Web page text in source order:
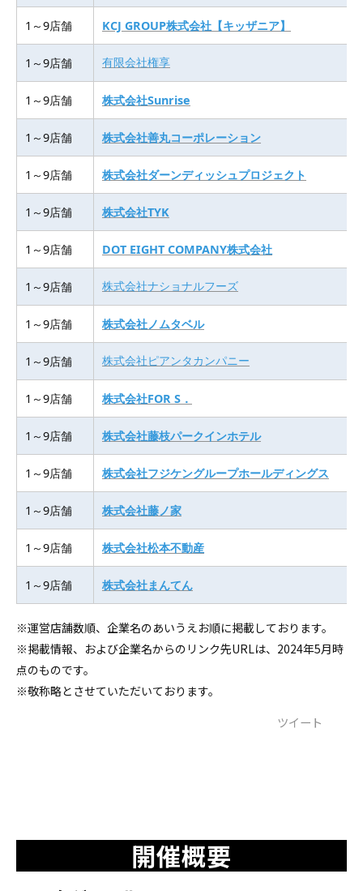
1～9店舗 KCJ GROUP株式会社【キッザニア】
1～9店舗 有限会社権享
1～9店舗 株式会社Sunrise
1～9店舗 株式会社善丸コーポレーション
1～9店舗 株式会社ダーンディッシュプロジェクト
1～9店舗 株式会社TYK
1～9店舗 DOT EIGHT COMPANY株式会社
1～9店舗 株式会社ナショナルフーズ
1～9店舗 株式会社ノムタベル
1～9店舗 株式会社ピアンタカンパニー
1～9店舗 株式会社FOR S．
1～9店舗 株式会社藤枝パークインホテル
1～9店舗 株式会社フジケングループホールディングス
1～9店舗 株式会社藤ノ家
1～9店舗 株式会社松本不動産
1～9店舗 株式会社まんてん
※運営店舗数順、企業名のあいうえお順に掲載しております。
※掲載情報、および企業名からのリンク先URLは、2024年5月時
点のものです。
※敬称略とさせていただいております。
ツイート
開催概要